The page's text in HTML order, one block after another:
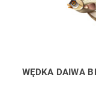
WĘDKA DAIWA